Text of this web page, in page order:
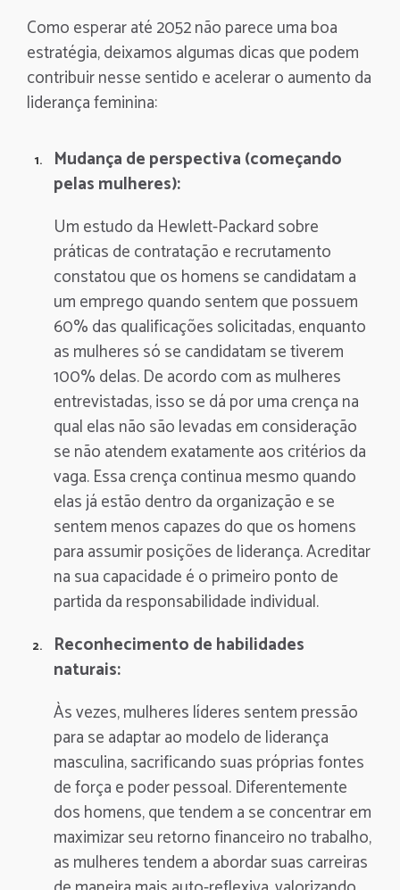
Como esperar até 2052 não parece uma boa
estratégia, deixamos algumas dicas que podem
contribuir nesse sentido e acelerar o aumento da
liderança feminina:
Mudança de perspectiva (começando
pelas mulheres):
Um estudo da Hewlett-Packard sobre
práticas de contratação e recrutamento
constatou que os homens se candidatam a
um emprego quando sentem que possuem
60% das qualificações solicitadas, enquanto
as mulheres só se candidatam se tiverem
100% delas. De acordo com as mulheres
entrevistadas, isso se dá por uma crença na
qual elas não são levadas em consideração
se não atendem exatamente aos critérios da
vaga. Essa crença continua mesmo quando
elas já estão dentro da organização e se
sentem menos capazes do que os homens
para assumir posições de liderança. Acreditar
na sua capacidade é o primeiro ponto de
partida da responsabilidade individual.
Reconhecimento de habilidades
naturais:
Às vezes, mulheres líderes sentem pressão
para se adaptar ao modelo de liderança
masculina, sacrificando suas próprias fontes
de força e poder pessoal. Diferentemente
dos homens, que tendem a se concentrar em
maximizar seu retorno financeiro no trabalho,
as mulheres tendem a abordar suas carreiras